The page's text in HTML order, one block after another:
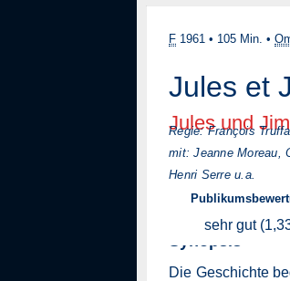
F 1961 • 105 Min. •
Jules et
Jules und Jim
sehr gut
Regie: François
mit: Jeanne Moreau,
Henri Serre u.a.
Die Geschichte